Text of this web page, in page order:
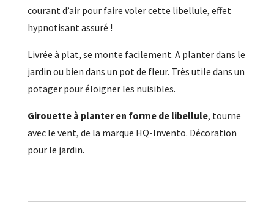
courant d’air pour faire voler cette libellule, effet
hypnotisant assuré !
Livrée à plat, se monte facilement. A planter dans le
jardin ou bien dans un pot de fleur. Très utile dans un
potager pour éloigner les nuisibles.
Girouette à planter en forme de libellule, tourne
avec le vent, de la marque HQ-Invento. Décoration
pour le jardin.